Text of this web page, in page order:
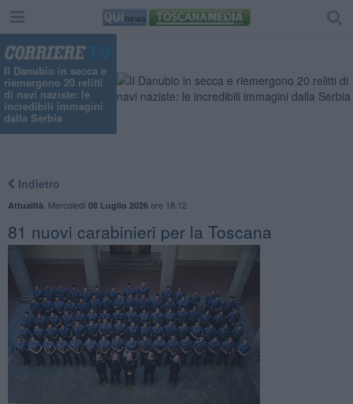
Il Danubio in secca e
riemergono 20 relitti
di navi naziste: le
incredibili immagini
dalla Serbia
Indietro
Attualità Mercoledì 08 Luglio 2026ore 18:12
81 nuovi carabinieri per la Toscana